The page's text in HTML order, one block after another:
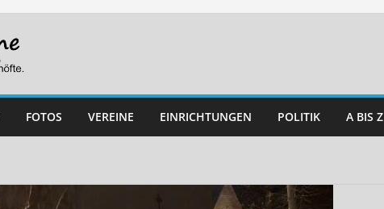
FOTOS VEREINE EINRICHTUNGEN POLITIK A BIS Z